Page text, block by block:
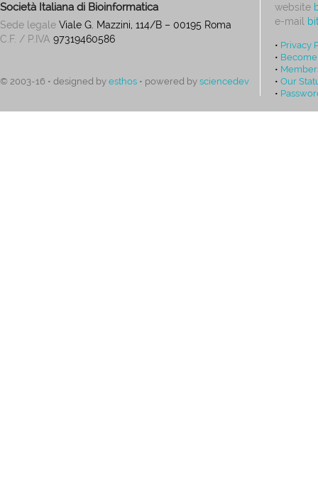
Società Italiana di Bioinformatica
Sede legale Viale G. Mazzini, 114/B – 00195 Roma
C.F. / P.IVA 97319460586
© 2003-16 • designed by esthos • powered by sciencedev
website
e-mail
• Privacy
•
•
• Our
•